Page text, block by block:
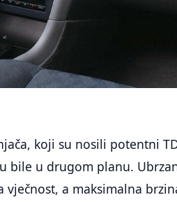
koji su nosili potentni
bile u drugom planu.
vječnost, a maksimalna